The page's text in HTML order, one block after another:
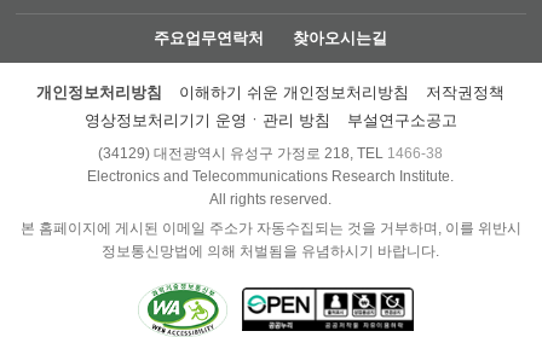
주요업무연락처 찾아오시는길
개인정보처리방침 이해하기 쉬운 개인정보처리방침
저작권정책
영상정보처리기기 운영ㆍ관리 방침
부설연구소공고
(34129) 대전광역시 유성구 가정로 218, TEL 1466-38
Electronics and Telecommunications Research Institute.
All rights reserved.
본 홈페이지에 게시된 이메일 주소가 자동수집되는 것을 거부하며, 이를 위반시
정보통신망법에 의해 처벌됨을 유념하시기 바랍니다.